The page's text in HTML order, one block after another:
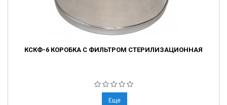
КСКФ-6 КОРОБКА С ФИЛЬТРОМ СТЕРИЛИЗАЦИОННАЯ
Еще